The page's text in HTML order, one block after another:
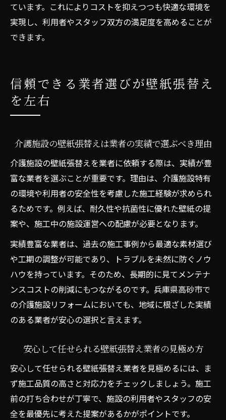
ています。これによりコストを抑えつつも快適な環境を
実現し、利用者やスタッフ双方の満足度を高めることが
できます。
信頼できる業者選びが壁紙張替え
を左右
介護施設の壁紙張替えは業者の実績で選ぶべき理由
介護施設の壁紙張替えを業者に依頼する際は、実績が豊
富な業者を選ぶことが重要です。理由は、介護施設特有
の環境や利用者の安全性を考慮した施工経験が求められ
るためです。例えば、耐久性や抗菌性に優れた壁紙の提
案や、施工中の施設運営への配慮が必要となります。
実績豊富な業者は、過去の施工事例から最適な素材選び
や工期の調整が可能であり、トラブルを未然に防ぐノウ
ハウを持っています。そのため、長期的に見てメンテナ
ンスコストの削減にもつながるのです。兵庫県高砂市で
の介護施設リフォームにおいても、地域に根ざした実績
のある業者が安心の選択と言えます。
安心して任せられる壁紙張替え業者の見極め方
安心して任せられる壁紙張替え業者を見極めるには、ま
ず施工品質の高さと対応力をチェックしましょう。施工
前の打ち合わせが丁寧で、施設の利用者やスタッフの安
全を最優先に考えた提案があるかがポイントです。